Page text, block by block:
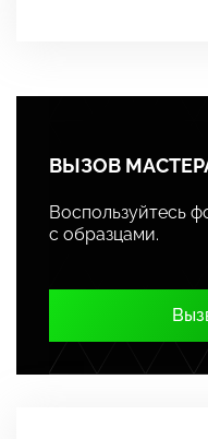
ВЫЗОВ
Воспользуйтесь
с образцами.